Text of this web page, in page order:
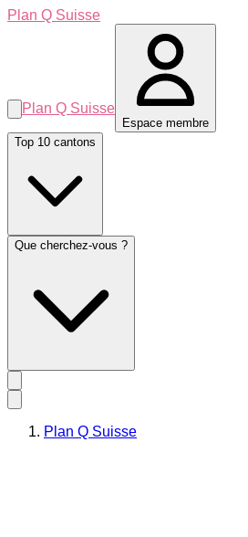
Plan Q Suisse
Plan Q Suisse
Espace membre
Top 10 cantons
Que cherchez-vous ?
Plan Q Suisse